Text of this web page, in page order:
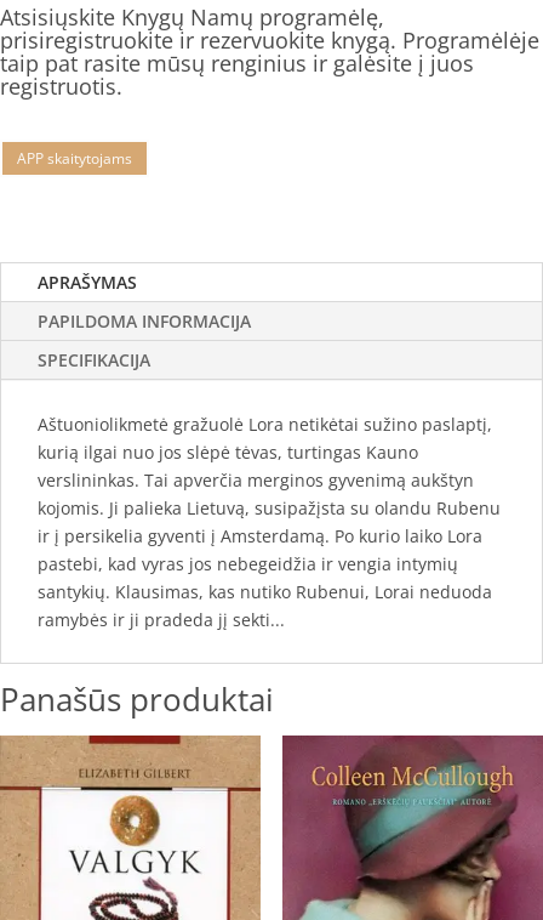
Atsisiųskite Knygų Namų programėlę,
prisiregistruokite ir rezervuokite knygą. Programėlėje
taip pat rasite mūsų renginius ir galėsite į juos
registruotis.
APP skaitytojams
APRAŠYMAS
PAPILDOMA INFORMACIJA
SPECIFIKACIJA
Aštuoniolikmetė gražuolė Lora netikėtai sužino paslaptį,
kurią ilgai nuo jos slėpė tėvas, turtingas Kauno
verslininkas. Tai apverčia merginos gyvenimą aukštyn
kojomis. Ji palieka Lietuvą, susipažįsta su olandu Rubenu
ir į persikelia gyventi į Amsterdamą. Po kurio laiko Lora
pastebi, kad vyras jos nebegeidžia ir vengia intymių
santykių. Klausimas, kas nutiko Rubenui, Lorai neduoda
ramybės ir ji pradeda jį sekti...
Panašūs produktai